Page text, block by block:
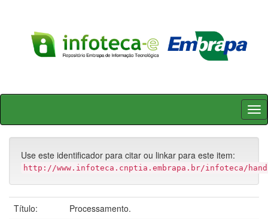
Skip
Use este identificador para citar ou linkar para este item:
http://www.infoteca.cnptia.embrapa.br/infoteca/
Título:
Processamento.